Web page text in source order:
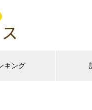
キング